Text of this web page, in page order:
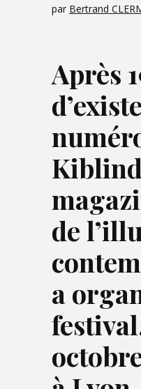
par Bertrand
Après
de
a